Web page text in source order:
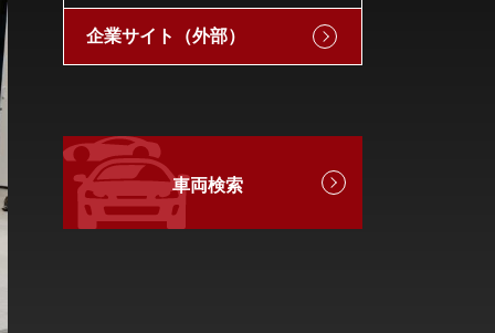
企業サイト（外部）
車両検索